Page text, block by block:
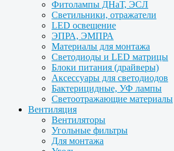
Фитолампы ДНаТ, ЭСЛ
Светильники, отражатели
LED освещение
ЭПРА, ЭМПРА
Материалы для монтажа
Светодиоды и LED матрицы
Блоки питания (драйверы)
Аксессуары для светодиодов
Бактерицидные, УФ лампы
Светоотражающие материалы
Вентиляция
Вентиляторы
Угольные фильтры
Для монтажа